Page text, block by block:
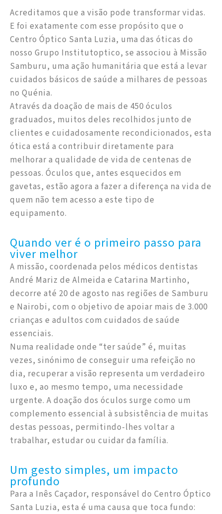
Acreditamos que a visão pode transformar vidas.
E foi exatamente com esse propósito que o
Centro Óptico Santa Luzia, uma das óticas do
nosso Grupo Institutoptico, se associou à Missão
Samburu, uma ação humanitária que está a levar
cuidados básicos de saúde a milhares de pessoas
no Quénia.
Através da doação de mais de 450 óculos
graduados, muitos deles recolhidos junto de
clientes e cuidadosamente recondicionados, esta
ótica está a contribuir diretamente para
melhorar a qualidade de vida de centenas de
pessoas. Óculos que, antes esquecidos em
gavetas, estão agora a fazer a diferença na vida de
quem não tem acesso a este tipo de
equipamento.
Quando ver é o primeiro passo para
viver melhor
A missão, coordenada pelos médicos dentistas
André Mariz de Almeida e Catarina Martinho,
decorre até 20 de agosto nas regiões de Samburu
e Nairobi, com o objetivo de apoiar mais de 3.000
crianças e adultos com cuidados de saúde
essenciais.
Numa realidade onde “ter saúde” é, muitas
vezes, sinónimo de conseguir uma refeição no
dia, recuperar a visão representa um verdadeiro
luxo e, ao mesmo tempo, uma necessidade
urgente. A doação dos óculos surge como um
complemento essencial à subsistência de muitas
destas pessoas, permitindo-lhes voltar a
trabalhar, estudar ou cuidar da família.
Um gesto simples, um impacto
profundo
Para a Inês Caçador, responsável do Centro Óptico
Santa Luzia, esta é uma causa que toca fundo: